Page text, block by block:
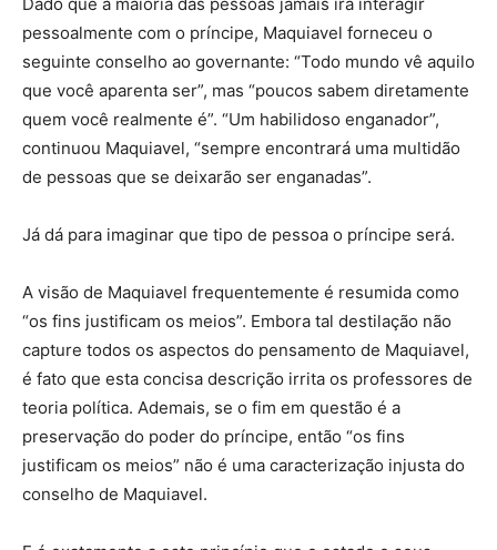
pessoalmente com o príncipe, Maquiavel forneceu o
seguinte conselho ao governante: “Todo mundo vê aquilo
que você aparenta ser”, mas “poucos sabem diretamente
quem você realmente é”. “Um habilidoso enganador”,
continuou Maquiavel, “sempre encontrará uma multidão
de pessoas que se deixarão ser enganadas”.
Já dá para imaginar que tipo de pessoa o príncipe será.
A visão de Maquiavel frequentemente é resumida como
“os fins justificam os meios”. Embora tal destilação não
capture todos os aspectos do pensamento de Maquiavel,
é fato que esta concisa descrição irrita os professores de
teoria política. Ademais, se o fim em questão é a
preservação do poder do príncipe, então “os fins
justificam os meios” não é uma caracterização injusta do
conselho de Maquiavel.